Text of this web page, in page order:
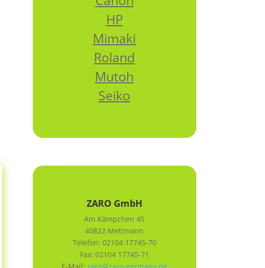
HP
Mimaki
Roland
Mutoh
Seiko
ZARO GmbH
Am Kämpchen 45
40822 Mettmann
Telefon: 02104 17745-70
Fax: 02104 17745-71
E-Mail:zaro@zaro-germany.de